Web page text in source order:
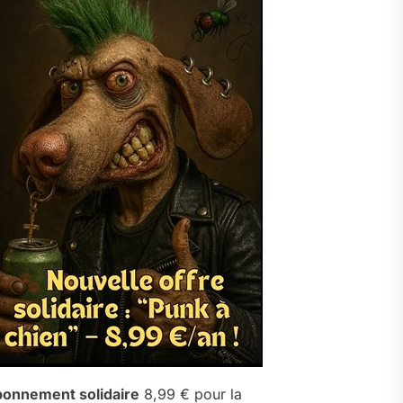
solidaire 8,99 € pour la